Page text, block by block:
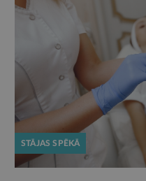
STĀJAS SPĒKĀ